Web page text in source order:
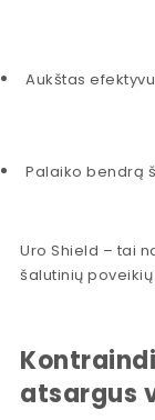
Aukštas
Palaiko bendrą
Uro Shield – tai
šalutinių
atsargus